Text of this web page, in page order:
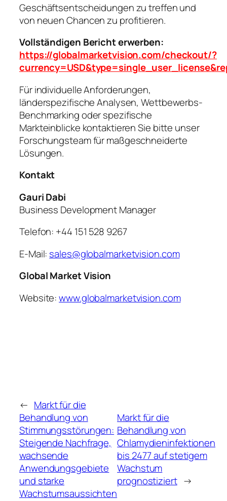
Geschäftsentscheidungen zu treffen und
von neuen Chancen zu profitieren.
Vollständigen Bericht erwerben:
https://globalmarketvision.com/checkout/?
Für individuelle Anforderungen,
länderspezifische Analysen, Wettbewerbs-
Benchmarking oder spezifische
Markteinblicke kontaktieren Sie bitte unser
Forschungsteam für maßgeschneiderte
Lösungen.
Kontakt
Gauri Dabi
Business Development Manager
Telefon: +44 151 528 9267
E-Mail: sales@globalmarketvision.com
Global Market Vision
Website:www.globalmarketvision.com
← Markt für die
Behandlung von
Stimmungsstörungen:
Steigende Nachfrage,
wachsende
Anwendungsgebiete
und starke
Wachstumsaussichten
Markt für die
Behandlung von
Chlamydieninfektionen
bis 2477 auf stetigem
Wachstum
prognostiziert →